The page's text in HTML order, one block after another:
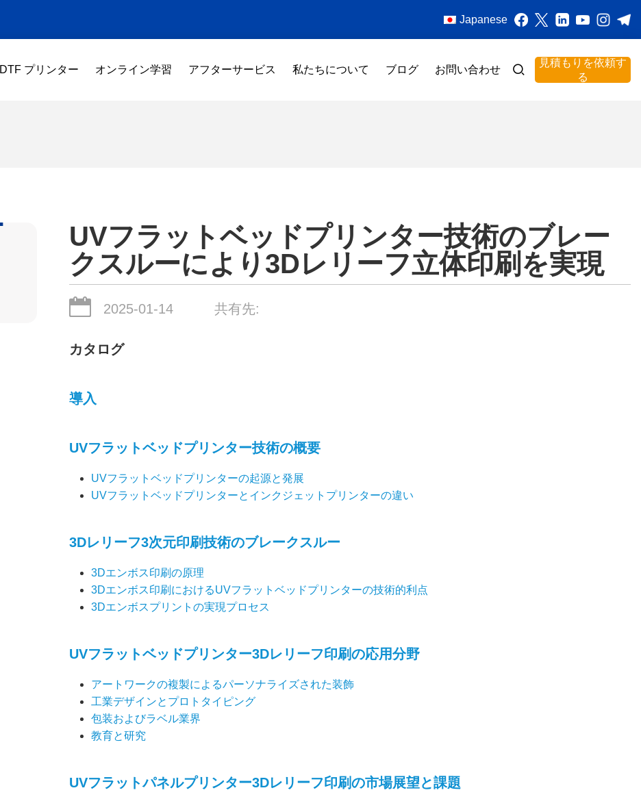
Japanese
DTF プリンター オンライン学習 アフターサービス 私たちについて ブログ お問い合わせ
見積もりを依頼す
る
UVフラットベッドプリンター技術のブレー
クスルーにより3Dレリーフ立体印刷を実現
2025-01-14 共有先:
カタログ
導入
UVフラットベッドプリンター技術の概要
UVフラットベッドプリンターの起源と発展
UVフラットベッドプリンターとインクジェットプリンターの違い
3Dレリーフ3次元印刷技術のブレークスルー
3Dエンボス印刷の原理
3Dエンボス印刷におけるUVフラットベッドプリンターの技術的利点
3Dエンボスプリントの実現プロセス
UVフラットベッドプリンター3Dレリーフ印刷の応用分野
アートワークの複製によるパーソナライズされた装飾
工業デザインとプロトタイピング
包装およびラベル業界
教育と研究
UVフラットパネルプリンター3Dレリーフ印刷の市場展望と課題